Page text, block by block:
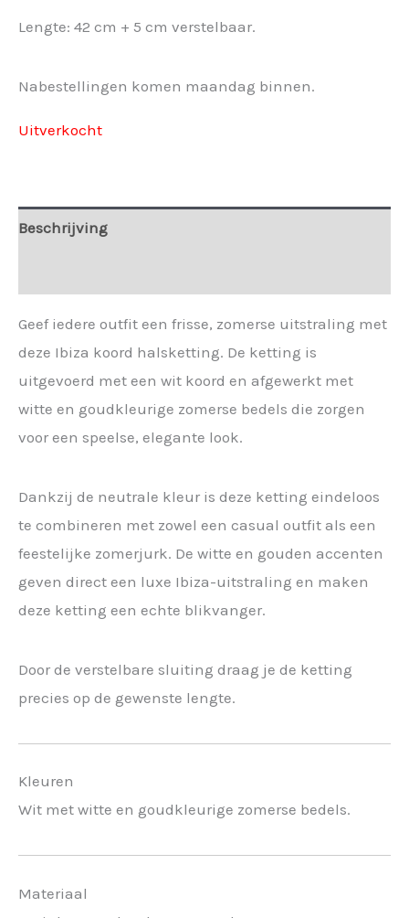
Lengte: 42 cm + 5 cm verstelbaar.
Nabestellingen komen maandag binnen.
Uitverkocht
Beschrijving
Geef iedere outfit een frisse, zomerse uitstraling met
deze Ibiza koord halsketting. De ketting is
uitgevoerd met een wit koord en afgewerkt met
witte en goudkleurige zomerse bedels die zorgen
voor een speelse, elegante look.
Dankzij de neutrale kleur is deze ketting eindeloos
te combineren met zowel een casual outfit als een
feestelijke zomerjurk. De witte en gouden accenten
geven direct een luxe Ibiza-uitstraling en maken
deze ketting een echte blikvanger.
Door de verstelbare sluiting draag je de ketting
precies op de gewenste lengte.
Kleuren
Wit met witte en goudkleurige zomerse bedels.
Materiaal